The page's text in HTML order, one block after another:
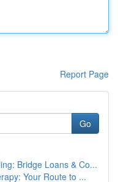
Report Page
Go
Bridge Loans & Co...
Your Route to ...